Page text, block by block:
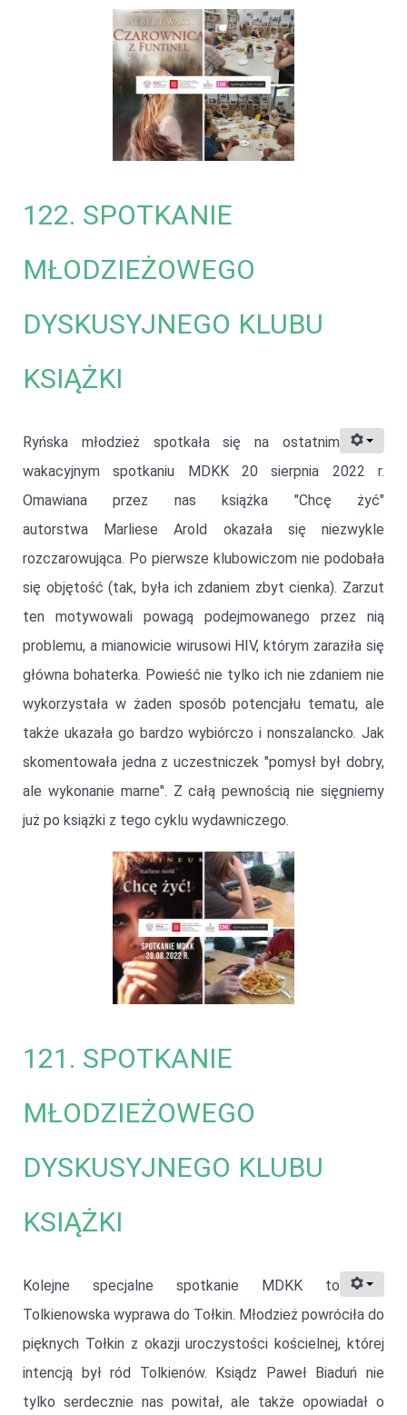
122. SPOTKANIE
MŁODZIEŻOWEGO
DYSKUSYJNEGO KLUBU
KSIĄŻKI
Ryńska młodzież spotkała się na ostatnim
wakacyjnym spotkaniu MDKK 20 sierpnia 2022 r.
Omawiana przez nas książka "Chcę żyć"
autorstwa Marliese Arold okazała się niezwykle
rozczarowująca. Po pierwsze klubowiczom nie podobała
się objętość (tak, była ich zdaniem zbyt cienka). Zarzut
ten motywowali powagą podejmowanego przez nią
problemu, a mianowicie wirusowi HIV, którym zaraziła się
główna bohaterka. Powieść nie tylko ich nie zdaniem nie
wykorzystała w żaden sposób potencjału tematu, ale
także ukazała go bardzo wybiórczo i nonszalancko. Jak
skomentowała jedna z uczestniczek "pomysł był dobry,
ale wykonanie marne". Z całą pewnością nie sięgniemy
już po książki z tego cyklu wydawniczego.
121. SPOTKANIE
MŁODZIEŻOWEGO
DYSKUSYJNEGO KLUBU
KSIĄŻKI
Kolejne specjalne spotkanie MDKK to
Tolkienowska wyprawa do Tołkin. Młodzież powróciła do
pięknych Tołkin z okazji uroczystości kościelnej, której
intencją był ród Tolkienów. Ksiądz Paweł Biaduń nie
tylko serdecznie nas powitał, ale także opowiadał o